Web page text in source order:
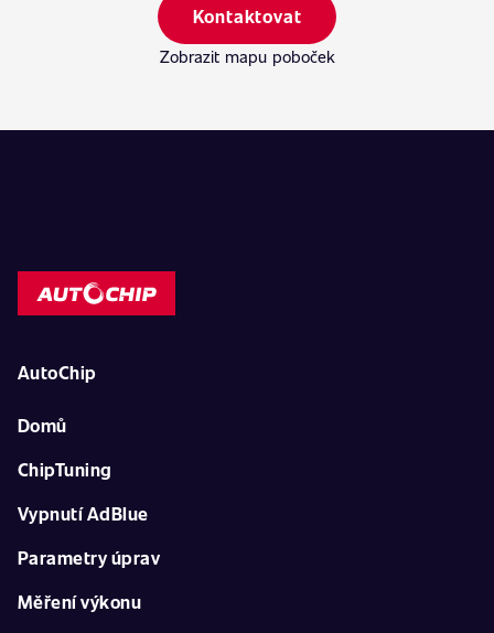
Kontaktovat
Zobrazit mapu poboček
AutoChip
Domů
ChipTuning
Vypnutí AdBlue
Parametry úprav
Měření výkonu